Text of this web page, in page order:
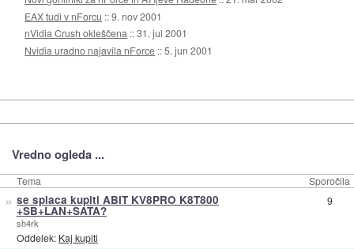
EAX tudi v nForcu ::9. nov 2001
nVidia Crush okleščena ::31. jul 2001
Nvidia uradno najavila nForce ::5. jun 2001
Vredno ogleda ...
Tema Sporočila
» se splaca kupiti ABIT KV8PRO K8T800
+SB+LAN+SATA?
sh4rk
Oddelek: Kaj kupiti
9